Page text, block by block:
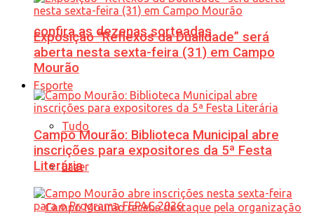
confira as dezenas sorteadas
Esporte
Tudo
Lazer
Exposição “Reflexos da Dualidade” será
aberta nesta sexta-feira (31) em Campo
Mourão
Campo Mourão: Biblioteca Municipal abre
inscrições para expositores da 5ª Festa
Literária